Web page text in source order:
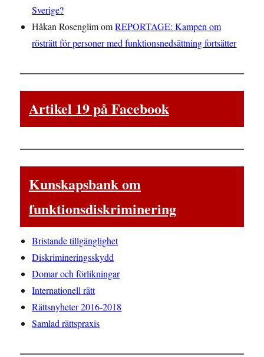
Sverige?
Håkan RosenglimomREPORTAGE: Kampen om
rösträtt för personer med funktionsnedsättning fortsätter
Artikel 19 på Facebook
Kunskapsbank om
funktionsdiskriminering
Bristande tillgänglighet
Diskrimineringsskydd
Domar och förlikningar
Internationell rätt
Rättsnyheter 2016-2018
Samlad rättspraxis